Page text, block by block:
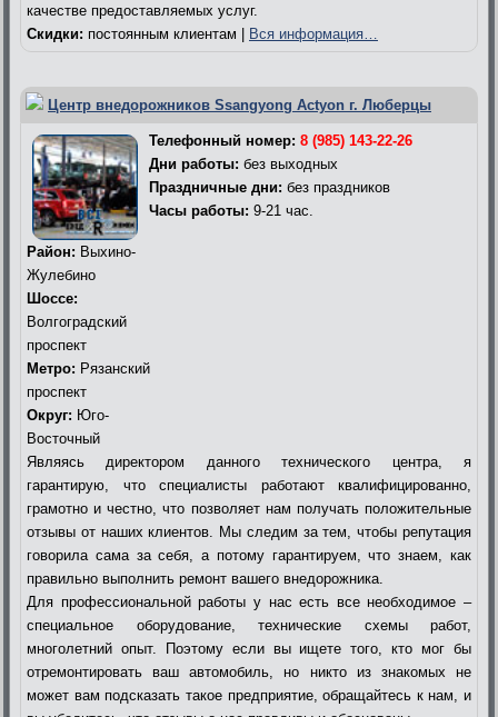
качестве предоставляемых услуг.
Скидки: постоянным клиентам | Вся информация…
Центр внедорожников Ssangyong Actyon г. Люберцы
Телефонный номер: 8 (985) 143-22-26
Дни работы: без выходных
Праздничные дни: без праздников
Часы работы: 9-21 час.
Район: Выхино-
Жулебино
Шоссе:
Волгоградский
проспект
Метро: Рязанский
проспект
Округ: Юго-
Восточный
Являясь директором данного технического центра, я
гарантирую, что специалисты работают квалифицированно,
грамотно и честно, что позволяет нам получать положительные
отзывы от наших клиентов. Мы следим за тем, чтобы репутация
говорила сама за себя, а потому гарантируем, что знаем, как
правильно выполнить ремонт вашего внедорожника.
Для профессиональной работы у нас есть все необходимое –
специальное оборудование, технические схемы работ,
многолетний опыт. Поэтому если вы ищете того, кто мог бы
отремонтировать ваш автомобиль, но никто из знакомых не
может вам подсказать такое предприятие, обращайтесь к нам, и